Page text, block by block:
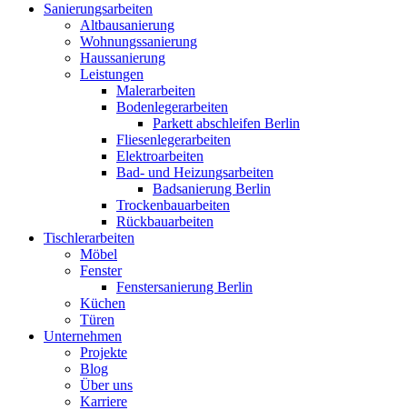
Sanierungsarbeiten
Altbausanierung
Wohnungssanierung
Haussanierung
Leistungen
Malerarbeiten
Bodenlegerarbeiten
Parkett abschleifen Berlin
Fliesenlegerarbeiten
Elektroarbeiten
Bad- und Heizungsarbeiten
Badsanierung Berlin
Trockenbauarbeiten
Rückbauarbeiten
Tischlerarbeiten
Möbel
Fenster
Fenstersanierung Berlin
Küchen
Türen
Unternehmen
Projekte
Blog
Über uns
Karriere